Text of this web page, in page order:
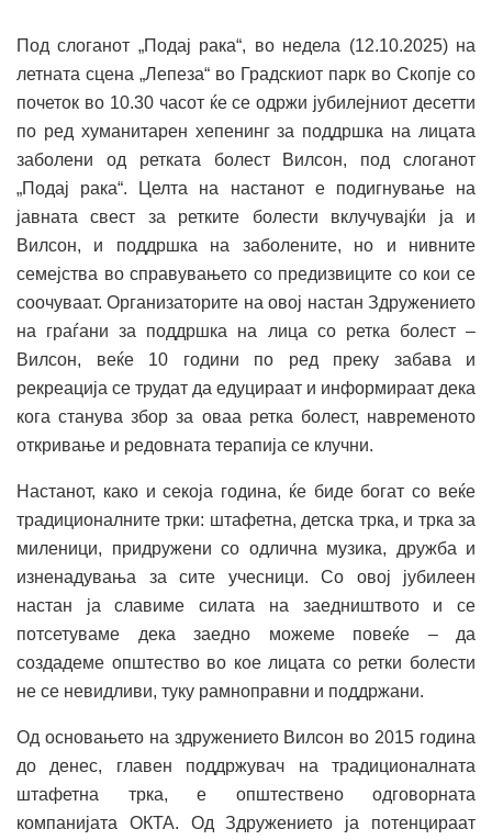
Под слоганот „Подај рака“, во недела (12.10.2025) на
летната сцена „Лепеза“ во Градскиот парк во Скопје со
почеток во 10.30 часот ќе се одржи јубилејниот десетти
по ред хуманитарен хепенинг за поддршка на лицата
заболени од ретката болест Вилсон, под слоганот
„Подај рака“. Целта на настанот е подигнување на
јавната свест за ретките болести вклучувајќи ја и
Вилсон, и поддршка на заболените, но и нивните
семејства во справувањето со предизвиците со кои се
соочуваат. Организаторите на овој настан Здружението
на граѓани за поддршка на лица со ретка болест –
Вилсон, веќе 10 години по ред преку забава и
рекреација се трудат да едуцираат и информираат дека
кога станува збор за оваа ретка болест, навременото
откривање и редовната терапија се клучни.
Настанот, како и секоја година, ќе биде богат со веќе
традиционалните трки: штафетна, детска трка, и трка за
миленици, придружени со одлична музика, дружба и
изненадувања за сите учесници. Со овој јубилеен
настан ја славиме силата на заедништвото и се
потсетуваме дека заедно можеме повеќе – да
создадеме општество во кое лицата со ретки болести
не се невидливи, туку рамноправни и поддржани.
Од основањето на здружението Вилсон во 2015 година
до денес, главен поддржувач на традиционалната
штафетна трка, е општествено одговорната
компанијата ОКТА. Од Здружението ја потенцираат